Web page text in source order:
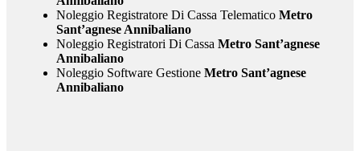
Noleggio Registratore Di Cassa TelematicoMetro
Sant’agnese Annibaliano
Noleggio Registratori Di Cassa Metro Sant’agnese
Annibaliano
Noleggio Software GestioneMetro Sant’agnese
Annibaliano